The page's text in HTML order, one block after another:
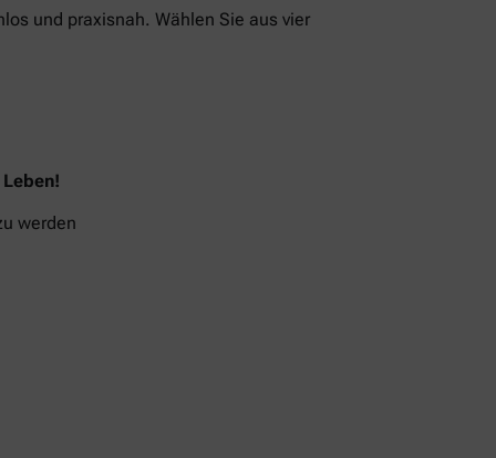
und praxisnah. Wählen Sie aus vier
werden